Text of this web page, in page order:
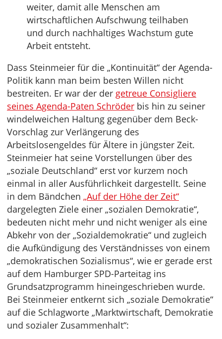
weiter, damit alle Menschen am
wirtschaftlichen Aufschwung teilhaben
und durch nachhaltiges Wachstum gute
Arbeit entsteht.
Dass Steinmeier für die „Kontinuität“ der Agenda-
Politik kann man beim besten Willen nicht
bestreiten. Er war der der getreue Consigliere
seines Agenda-Paten Schröder bis hin zu seiner
windelweichen Haltung gegenüber dem Beck-
Vorschlag zur Verlängerung des
Arbeitslosengeldes für Ältere in jüngster Zeit.
Steinmeier hat seine Vorstellungen über des
„soziale Deutschland“ erst vor kurzem noch
einmal in aller Ausführlichkeit dargestellt. Seine
in dem Bändchen „Auf der Höhe der Zeit“
dargelegten Ziele einer „sozialen Demokratie“,
bedeuten nicht mehr und nicht weniger als eine
Abkehr von der „Sozialdemokratie“ und zugleich
die Aufkündigung des Verständnisses von einem
„demokratischen Sozialismus“, wie er gerade erst
auf dem Hamburger SPD-Parteitag ins
Grundsatzprogramm hineingeschrieben wurde.
Bei Steinmeier entkernt sich „soziale Demokratie“
auf die Schlagworte „Marktwirtschaft, Demokratie
und sozialer Zusammenhalt“: